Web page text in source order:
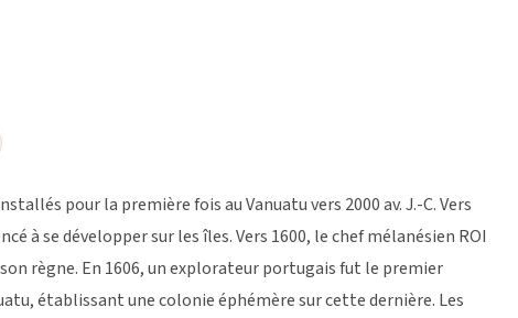
pour la première fois au Vanuatu vers 2000 av. J.-C. Vers
à se développer sur les îles. Vers 1600, le chef mélanésien ROI
règne. En 1606, un explorateur portugais fut le premier
établissant une colonie éphémère sur cette dernière. Les